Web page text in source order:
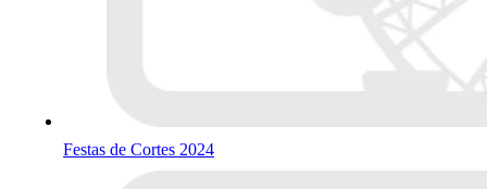
Festas de Cortes 2024